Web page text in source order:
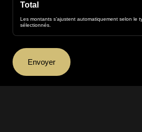
Total
Les montants s’ajustent automatiquement selon le
sélectionnés.
Envoyer